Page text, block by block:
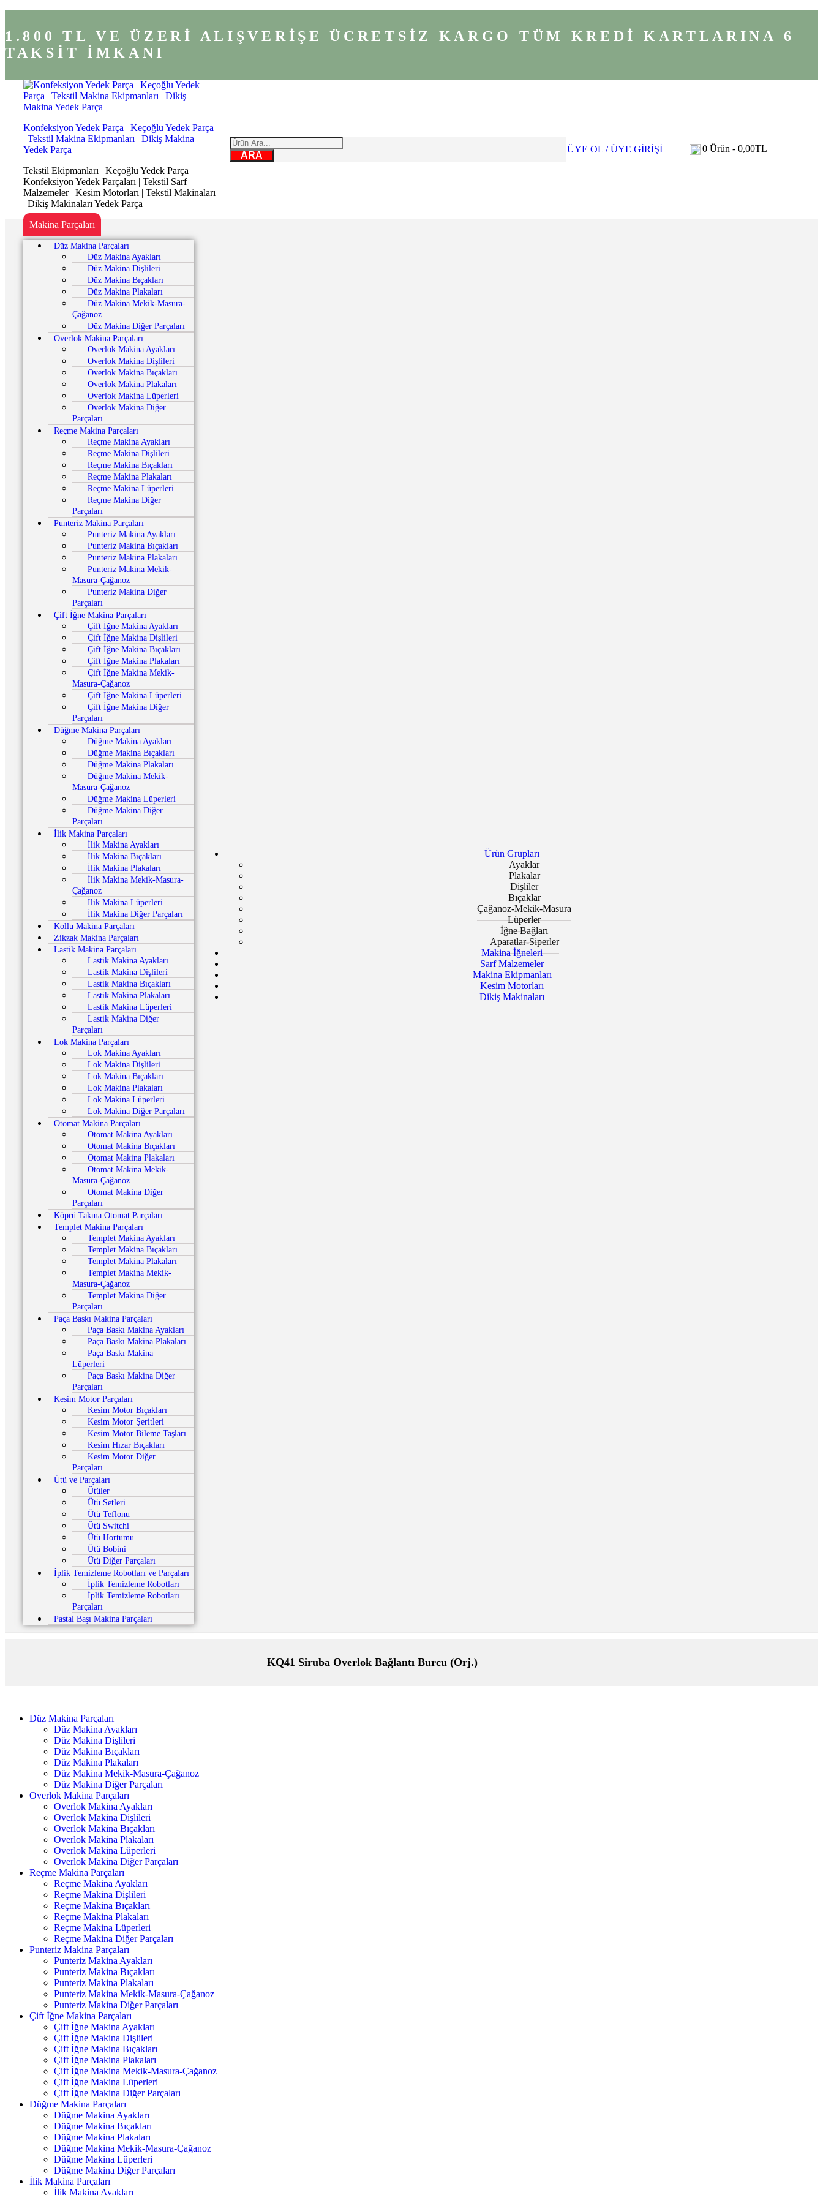
1.800 TL VE ÜZERİ ALIŞVERİŞE ÜCRETSİZ KARGO
TÜM KREDİ KARTLARINA 6
TAKSİT İMKANI
Konfeksiyon Yedek Parça | Keçoğlu Yedek Parça
| Tekstil Makina Ekipmanları | Dikiş Makina
Yedek Parça
Tekstil Ekipmanları | Keçoğlu Yedek Parça |
Konfeksiyon Yedek Parçaları | Tekstil Sarf
Malzemeler | Kesim Motorları | Tekstil Makinaları
| Dikiş Makinaları Yedek Parça
ARA
ÜYE OL / ÜYE GİRİŞİ 0Ürün - 0,00TL
Makina Parçaları
Düz Makina Parçaları
Düz Makina Ayakları
Düz Makina Dişlileri
Düz Makina Bıçakları
Düz Makina Plakaları
Düz Makina Mekik-Masura-
Çağanoz
Düz Makina Diğer Parçaları
Overlok Makina Parçaları
Overlok Makina Ayakları
Overlok Makina Dişlileri
Overlok Makina Bıçakları
Overlok Makina Plakaları
Overlok Makina Lüperleri
Overlok Makina Diğer
Parçaları
Reçme Makina Parçaları
Reçme Makina Ayakları
Reçme Makina Dişlileri
Reçme Makina Bıçakları
Reçme Makina Plakaları
Reçme Makina Lüperleri
Reçme Makina Diğer
Parçaları
Punteriz Makina Parçaları
Punteriz Makina Ayakları
Punteriz Makina Bıçakları
Punteriz Makina Plakaları
Punteriz Makina Mekik-
Masura-Çağanoz
Punteriz Makina Diğer
Parçaları
Çift İğne Makina Parçaları
Çift İğne Makina Ayakları
Çift İğne Makina Dişlileri
Çift İğne Makina Bıçakları
Çift İğne Makina Plakaları
Çift İğne Makina Mekik-
Masura-Çağanoz
Çift İğne Makina Lüperleri
Çift İğne Makina Diğer
Parçaları
Düğme Makina Parçaları
Düğme Makina Ayakları
Düğme Makina Bıçakları
Düğme Makina Plakaları
Düğme Makina Mekik-
Masura-Çağanoz
Düğme Makina Lüperleri
Düğme Makina Diğer
Parçaları
İlik Makina Parçaları
İlik Makina Ayakları
İlik Makina Bıçakları
İlik Makina Plakaları
İlik Makina Mekik-Masura-
Çağanoz
İlik Makina Lüperleri
İlik Makina Diğer Parçaları
Kollu Makina Parçaları
Zikzak Makina Parçaları
Lastik Makina Parçaları
Lastik Makina Ayakları
Lastik Makina Dişlileri
Lastik Makina Bıçakları
Lastik Makina Plakaları
Lastik Makina Lüperleri
Lastik Makina Diğer
Parçaları
Lok Makina Parçaları
Lok Makina Ayakları
Lok Makina Dişlileri
Lok Makina Bıçakları
Lok Makina Plakaları
Lok Makina Lüperleri
Lok Makina Diğer Parçaları
Otomat Makina Parçaları
Otomat Makina Ayakları
Otomat Makina Bıçakları
Otomat Makina Plakaları
Otomat Makina Mekik-
Masura-Çağanoz
Otomat Makina Diğer
Parçaları
Köprü Takma Otomat Parçaları
Templet Makina Parçaları
Templet Makina Ayakları
Templet Makina Bıçakları
Templet Makina Plakaları
Templet Makina Mekik-
Masura-Çağanoz
Templet Makina Diğer
Parçaları
Paça Baskı Makina Parçaları
Paça Baskı Makina Ayakları
Paça Baskı Makina Plakaları
Paça Baskı Makina
Lüperleri
Paça Baskı Makina Diğer
Parçaları
Kesim Motor Parçaları
Kesim Motor Bıçakları
Kesim Motor Şeritleri
Kesim Motor Bileme Taşları
Kesim Hızar Bıçakları
Kesim Motor Diğer
Parçaları
Ütü ve Parçaları
Ütüler
Ütü Setleri
Ütü Teflonu
Ütü Switchi
Ütü Hortumu
Ütü Bobini
Ütü Diğer Parçaları
İplik Temizleme Robotları ve Parçaları
İplik Temizleme Robotları
İplik Temizleme Robotları
Parçaları
Pastal Başı Makina Parçaları
Ürün Grupları
Ayaklar
Plakalar
Dişliler
Bıçaklar
Çağanoz-Mekik-Masura
Lüperler
İğne Bağları
Aparatlar-Siperler
Makina İğneleri
Sarf Malzemeler
Makina Ekipmanları
Kesim Motorları
Dikiş Makinaları
KQ41 Siruba Overlok Bağlantı Burcu (Orj.)
Düz Makina Parçaları
Düz Makina Ayakları
Düz Makina Dişlileri
Düz Makina Bıçakları
Düz Makina Plakaları
Düz Makina Mekik-Masura-Çağanoz
Düz Makina Diğer Parçaları
Overlok Makina Parçaları
Overlok Makina Ayakları
Overlok Makina Dişlileri
Overlok Makina Bıçakları
Overlok Makina Plakaları
Overlok Makina Lüperleri
Overlok Makina Diğer Parçaları
Reçme Makina Parçaları
Reçme Makina Ayakları
Reçme Makina Dişlileri
Reçme Makina Bıçakları
Reçme Makina Plakaları
Reçme Makina Lüperleri
Reçme Makina Diğer Parçaları
Punteriz Makina Parçaları
Punteriz Makina Ayakları
Punteriz Makina Bıçakları
Punteriz Makina Plakaları
Punteriz Makina Mekik-Masura-Çağanoz
Punteriz Makina Diğer Parçaları
Çift İğne Makina Parçaları
Çift İğne Makina Ayakları
Çift İğne Makina Dişlileri
Çift İğne Makina Bıçakları
Çift İğne Makina Plakaları
Çift İğne Makina Mekik-Masura-Çağanoz
Çift İğne Makina Lüperleri
Çift İğne Makina Diğer Parçaları
Düğme Makina Parçaları
Düğme Makina Ayakları
Düğme Makina Bıçakları
Düğme Makina Plakaları
Düğme Makina Mekik-Masura-Çağanoz
Düğme Makina Lüperleri
Düğme Makina Diğer Parçaları
İlik Makina Parçaları
İlik Makina Ayakları